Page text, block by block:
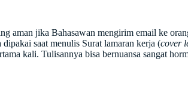
aman jika Bahasawan mengirim email ke
saat menulis Surat lamaran kerja (cover
kali. Tulisannya bisa bernuansa sangat